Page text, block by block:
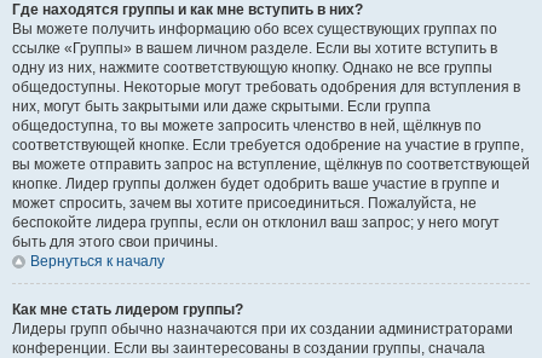
Где находятся группы и как мне вступить в них?
Вы можете получить информацию обо всех существующих группах по
ссылке «Группы» в вашем личном разделе. Если вы хотите вступить в
одну из них, нажмите соответствующую кнопку. Однако не все группы
общедоступны. Некоторые могут требовать одобрения для вступления в
них, могут быть закрытыми или даже скрытыми. Если группа
общедоступна, то вы можете запросить членство в ней, щёлкнув по
соответствующей кнопке. Если требуется одобрение на участие в группе,
вы можете отправить запрос на вступление, щёлкнув по соответствующей
кнопке. Лидер группы должен будет одобрить ваше участие в группе и
может спросить, зачем вы хотите присоединиться. Пожалуйста, не
беспокойте лидера группы, если он отклонил ваш запрос; у него могут
быть для этого свои причины.
Вернуться к началу
Как мне стать лидером группы?
Лидеры групп обычно назначаются при их создании администраторами
конференции. Если вы заинтересованы в создании группы, сначала